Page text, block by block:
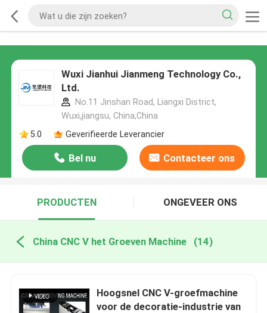
Wuxi Jianhui Jianmeng Technology Co.,
Ltd.
No.11 Jinshan Road, Liangxi District,
Wuxi,jiangsu, China,China
5.0
Geverifieerde Leverancier
Bel nu Contacteer ons
PRODUCTEN ONGEVEER ONS
China CNC V het Groeven Machine (14)
Hoogsnel CNC V-groefmachine
voor de decoratie-industrie van